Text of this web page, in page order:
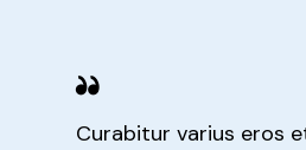
Curabitur varius eros